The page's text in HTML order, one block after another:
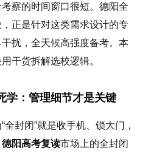
察的时间窗口很短。德阳全
正是针对这类需求设计的专
扰，全天候高强度备考。本
干货拆解选校逻辑。
学：管理细节才是关键
全封闭”就是收手机、锁大门，
德阳高考复读市场上的全封闭